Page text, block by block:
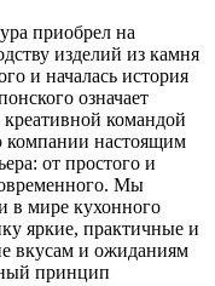
приобрел на
изделий из камня
и началась история
означает
командой
компании настоящим
от простого и
Мы
в мире кухонного
яркие, практичные и
вкусам и ожиданиям
принцип